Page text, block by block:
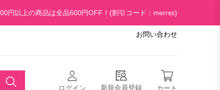
円以上の商品は全品600円OFF！(割引コード：merrss)
お問い合わせ
ログイン 新規会員登録 カート